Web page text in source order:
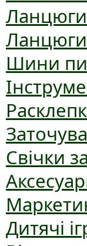
Ланцюги
Ланцюги
Шини
Свічки
Дитячі